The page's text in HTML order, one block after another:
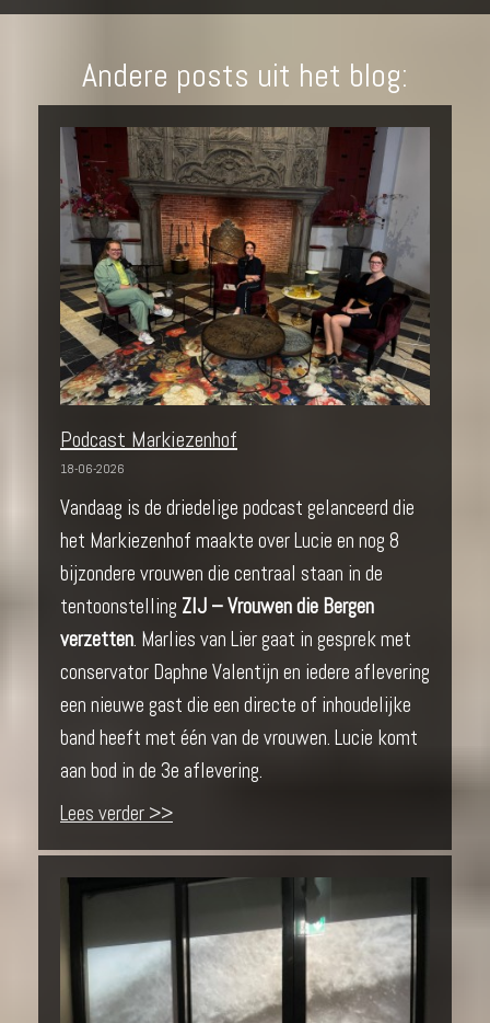
Andere posts uit het blog:
Podcast Markiezenhof
18-06-2026
Vandaag is de driedelige podcast gelanceerd die
het Markiezenhof maakte over Lucie en nog 8
bijzondere vrouwen die centraal staan in de
tentoonstelling ZIJ – Vrouwen die Bergen
verzetten. Marlies van Lier gaat in gesprek met
conservator Daphne Valentijn en iedere aflevering
een nieuwe gast die een directe of inhoudelijke
band heeft met één van de vrouwen. Lucie komt
aan bod in de 3e aflevering.
Lees verder >>